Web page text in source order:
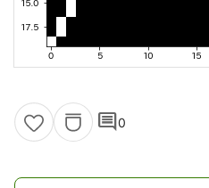
comment0